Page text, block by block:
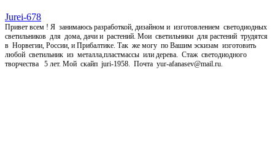
Jurei-678
Привет всем ! Я занимаюсь разработкой, дизайном и изготовлением светодиодных
светильников для дома, дачи и растений. Мои светильники для растений трудятся
в Норвегии, России, и Прибалтике. Так же могу по Вашим эскизам изготовить
любой светильник из металла,пластмассы или дерева. Стаж светодиодного
творчества 5 лет. Мой скайп juri-1958. Почта yur-afanasev@mail.ru.